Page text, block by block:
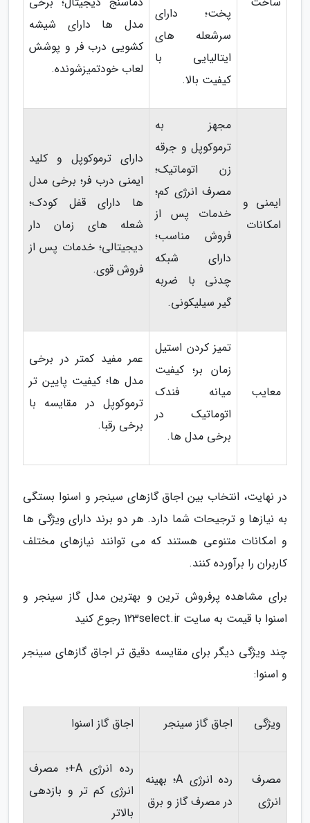
پخت؛ دارای
سرشعله های
ایتالیایی با
کیفیت بالا.
مدل ها دارای شیشه
کشویی درب فر و پوشش
لعاب خودتمیزشونده.
ایمنی و
امکانات
مجهز به
ترموکوپل و جرقه
زن اتوماتیک؛
مصرف انرژی کم؛
خدمات پس از
فروش مناسب؛
دارای شبکه
چدنی با ضربه
گیر سیلیکونی.
دارای ترموکوپل و کلید
ایمنی درب فر؛ برخی مدل
ها دارای قفل کودک؛
شعله های زمان دار
دیجیتالی؛ خدمات پس از
فروش قوی.
معایب
تمیز کردن استیل
زمان بر؛ کیفیت
میانه فندک
اتوماتیک در
برخی مدل ها.
عمر مفید کمتر در برخی
مدل ها؛ کیفیت پایین تر
ترموکوپل در مقایسه با
برخی رقبا.
در نهایت، انتخاب بین اجاق گازهای سینجر و اسنوا بستگی
به نیازها و ترجیحات شما دارد. هر دو برند دارای ویژگی ها
و امکانات متنوعی هستند که می توانند نیازهای مختلف
کاربران را برآورده کنند.
برای مشاهده پرفروش ترین و بهترین مدل گاز سینجر و
اسنوا با قیمت به سایت 123select.ir رجوع کنید
چند ویژگی دیگر برای مقایسه دقیق تر اجاق گازهای سینجر
و اسنوا:
ویژگی اجاق گاز سینجر اجاق گاز اسنوا
مصرف
انرژی
رده انرژی A؛ بهینه
در مصرف گاز و برق
رده انرژی A+؛ مصرف
انرژی کم تر و بازدهی
بالاتر